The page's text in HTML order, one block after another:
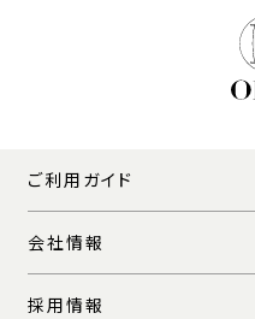
ご利用ガイド
会社情報
採用情報